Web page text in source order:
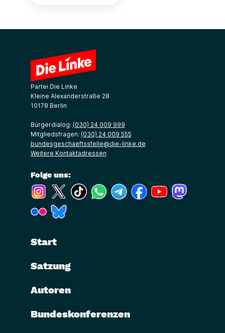
Partei Die Linke
Kleine Alexanderstraße 28
10178 Berlin
Bürgerdialog: (030) 24 009 999
Mitgliedsfragen: (030) 24 009 555
bundesgeschaeftsstelle@die-linke.de
Weitere Kontaktadressen
Folge uns:
(Link öffnet ein neues Fenster)
(Link öffnet ein neues Fenster)
(Link öffnet ein neues Fenster)
(Link öffnet ein neues Fenster)
(Link öffnet ein neues Fenster)
(Link öffnet ein neues
(Link öffnet ein
(Link öffnet ein neues Fenster)
Start
Satzung
Autoren
Bundeskonferenzen